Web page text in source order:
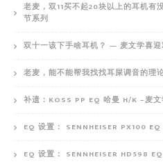
老麦，双11买不起20块以上的耳机
节系列
双十一该下手啥耳机？ — 麦文学喜
老麦，能不能帮我找找耳屎调音的理
补遗：KOSS PP EQ 哈曼 H/K –麦
EQ 设置： SENNHEISER PX100
EQ 设置： SENNHEISER HD598